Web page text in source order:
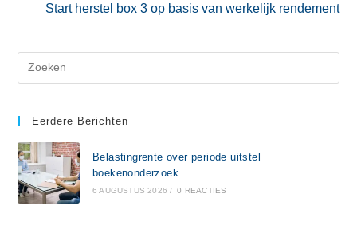
Start herstel box 3 op basis van werkelijk rendement
Eerdere Berichten
Belastingrente over periode uitstel
boekenonderzoek
6 AUGUSTUS 2026 / 0 REACTIES